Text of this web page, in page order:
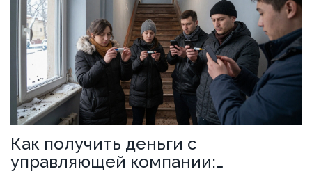
Как получить деньги с
управляющей компании: